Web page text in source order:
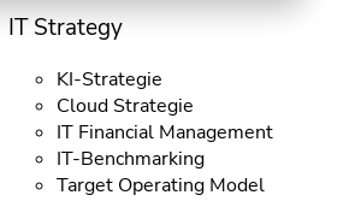
IT Strategy
KI-Strategie
Cloud Strategie
IT Financial Management
IT-Benchmarking
Target Operating Model